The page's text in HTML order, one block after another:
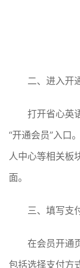
二、进入开
打开省心英
“开通会员”入口
人中心等相关板
面。
三、填写支
在会员开通
包括选择支付方